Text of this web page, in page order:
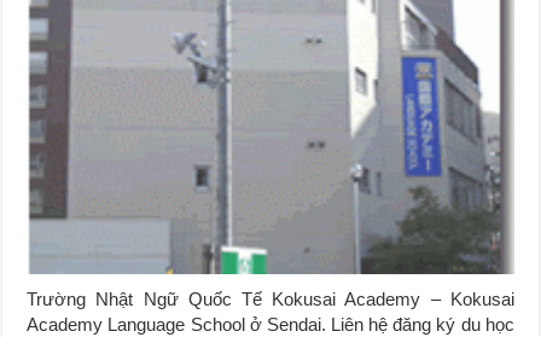
Trường Nhật Ngữ Quốc Tế Kokusai Academy – Kokusai
Academy Language School ở Sendai. Liên hệ đăng ký du học